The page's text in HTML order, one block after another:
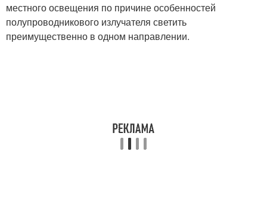
местного освещения по причине особенностей
полупроводникового излучателя светить
преимущественно в одном направлении.